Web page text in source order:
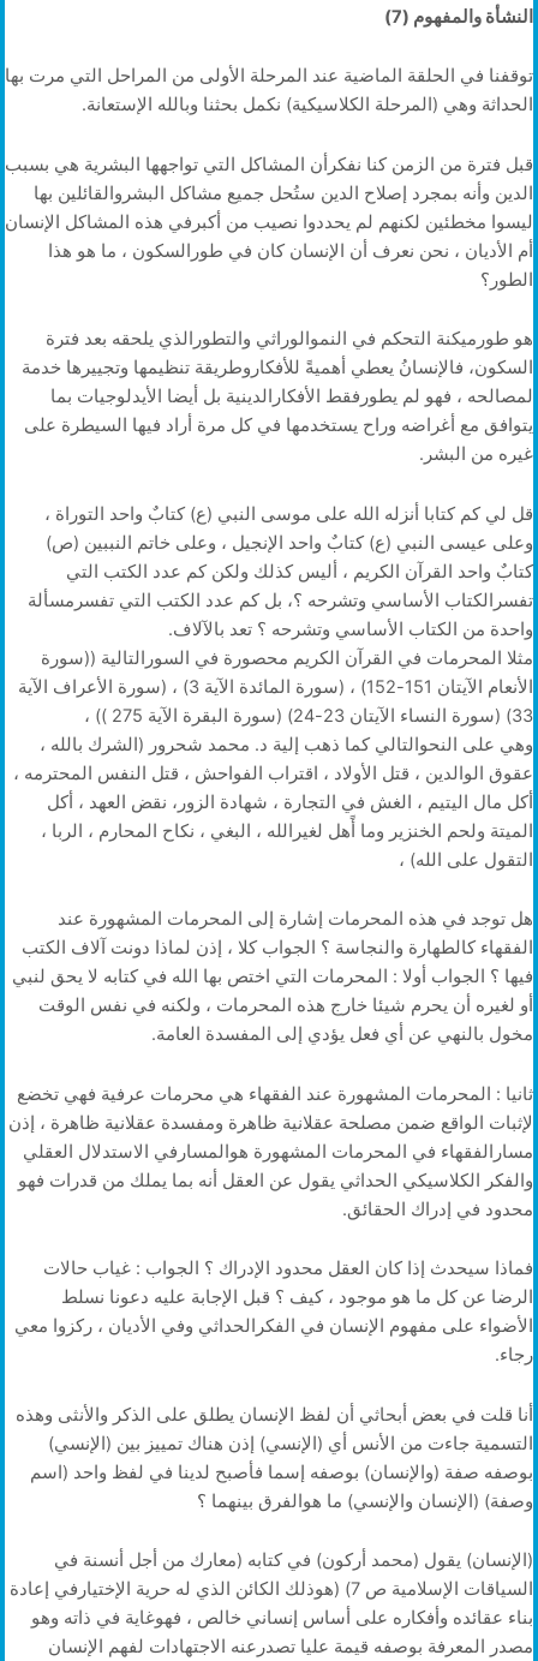
النشأة والمفهوم (7)
توقفنا في الحلقة الماضية عند المرحلة الأولى من المراحل التي مرت بها
الحداثة وهي (المرحلة الكلاسيكية) نكمل بحثنا وبالله الإستعانة.
قبل فترة من الزمن كنا نفكرأن المشاكل التي تواجهها البشرية هي بسبب
الدين وأنه بمجرد إصلاح الدين ستُحل جميع مشاكل البشروالقائلين بها
ليسوا مخطئين لكنهم لم يحددوا نصيب من أكبرفي هذه المشاكل الإنسان
أم الأديان ، نحن نعرف أن الإنسان كان في طورالسكون ، ما هو هذا
الطور؟
هو طورميكنة التحكم في النموالوراثي والتطورالذي يلحقه بعد فترة
السكون، فالإنسانُ يعطي أهميةً للأفكاروطريقة تنظيمها وتجييرها خدمة
لمصالحه ، فهو لم يطورفقط الأفكارالدينية بل أيضا الأيدلوجيات بما
يتوافق مع أغراضه وراح يستخدمها في كل مرة أراد فيها السيطرة على
غيره من البشر.
قل لي كم كتابا أنزله الله على موسى النبي (ع) كتابٌ واحد التوراة ،
وعلى عيسى النبي (ع) كتابٌ واحد الإنجيل ، وعلى خاتم النببين (ص)
كتابٌ واحد القرآن الكريم ، أليس كذلك ولكن كم عدد الكتب التي
تفسرالكتاب الأساسي وتشرحه ؟، بل كم عدد الكتب التي تفسرمسألة
واحدة من الكتاب الأساسي وتشرحه ؟ تعد بالآلاف.
مثلا المحرمات في القرآن الكريم محصورة في السورالتالية ((سورة
الأنعام الآيتان 151-152) ، (سورة المائدة الآية 3) ، (سورة الأعراف الآية
33) (سورة النساء الآيتان 23-24) (سورة البقرة الآية 275 )) ،
وهي على النحوالتالي كما ذهب إلية د. محمد شحرور (الشرك بالله ،
عقوق الوالدين ، قتل الأولاد ، اقتراب الفواحش ، قتل النفس المحترمه ،
أكل مال اليتيم ، الغش في التجارة ، شهادة الزور، نقض العهد ، أكل
الميتة ولحم الخنزير وما أًهل لغيرالله ، البغي ، نكاح المحارم ، الربا ،
التقول على الله) ،
هل توجد في هذه المحرمات إشارة إلى المحرمات المشهورة عند
الفقهاء كالطهارة والنجاسة ؟ الجواب كلا ، إذن لماذا دونت آلاف الكتب
فيها ؟ الجواب أولا : المحرمات التي اختص بها الله في كتابه لا يحق لنبي
أو لغيره أن يحرم شيئا خارج هذه المحرمات ، ولكنه في نفس الوقت
مخول بالنهي عن أي فعل يؤدي إلى المفسدة العامة.
ثانيا : المحرمات المشهورة عند الفقهاء هي محرمات عرفية فهي تخضع
لإثبات الواقع ضمن مصلحة عقلانية ظاهرة ومفسدة عقلانية ظاهرة ، إذن
مسارالفقهاء في المحرمات المشهورة هوالمسارفي الاستدلال العقلي
والفكر الكلاسيكي الحداثي يقول عن العقل أنه بما يملك من قدرات فهو
محدود في إدراك الحقائق.
فماذا سيحدث إذا كان العقل محدود الإدراك ؟ الجواب : غياب حالات
الرضا عن كل ما هو موجود ، كيف ؟ قبل الإجابة عليه دعونا نسلط
الأضواء على مفهوم الإنسان في الفكرالحداثي وفي الأديان ، ركزوا معي
رجاء.
أنا قلت في بعض أبحاثي أن لفظ الإنسان يطلق على الذكر والأنثى وهذه
التسمية جاءت من الأنس أي (الإنسي) إذن هناك تمييز بين (الإنسي)
بوصفه صفة (والإنسان) بوصفه إسما فأصبح لدينا في لفظ واحد (اسم
وصفة) (الإنسان والإنسي) ما هوالفرق بينهما ؟
(الإنسان) يقول (محمد أركون) في كتابه (معارك من أجل أنسنة في
السياقات الإسلامية ص 7) (هوذلك الكائن الذي له حرية الإختيارفي إعادة
بناء عقائده وأفكاره على أساس إنساني خالص ، فهوغاية في ذاته وهو
مصدر المعرفة بوصفه قيمة عليا تصدرعنه الاجتهادات لفهم الإنسان